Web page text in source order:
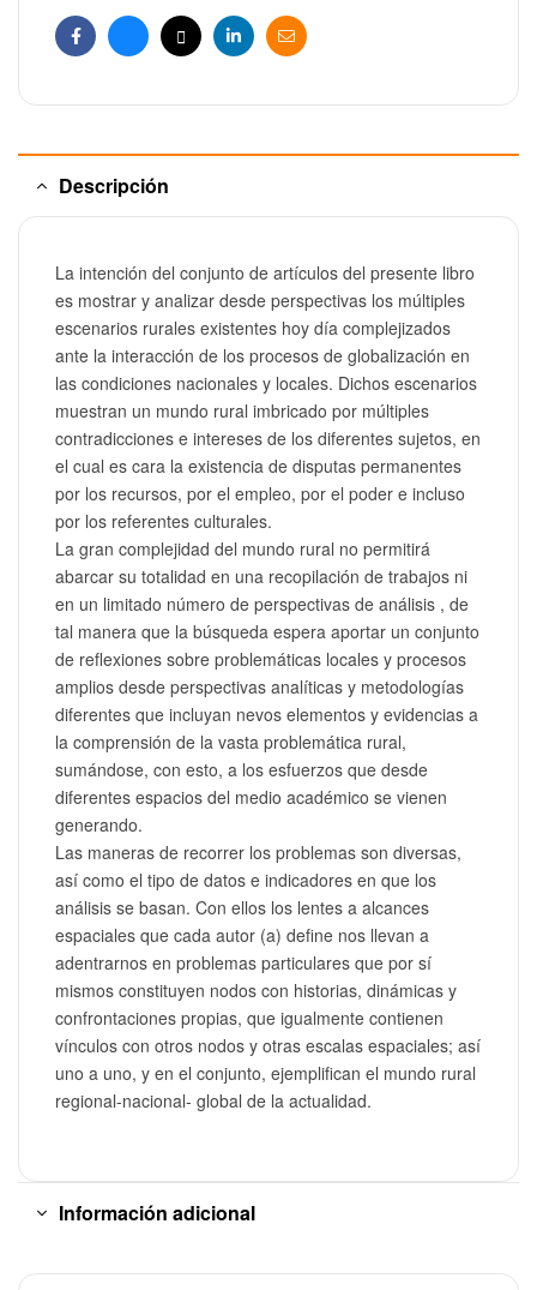
FacebookBlueskyX LinkedinEmail
Descripción
La intención del conjunto de artículos del presente libro
es mostrar y analizar desde perspectivas los múltiples
escenarios rurales existentes hoy día complejizados
ante la interacción de los procesos de globalización en
las condiciones nacionales y locales. Dichos escenarios
muestran un mundo rural imbricado por múltiples
contradicciones e intereses de los diferentes sujetos, en
el cual es cara la existencia de disputas permanentes
por los recursos, por el empleo, por el poder e incluso
por los referentes culturales.
La gran complejidad del mundo rural no permitirá
abarcar su totalidad en una recopilación de trabajos ni
en un limitado número de perspectivas de análisis , de
tal manera que la búsqueda espera aportar un conjunto
de reflexiones sobre problemáticas locales y procesos
amplios desde perspectivas analíticas y metodologías
diferentes que incluyan nevos elementos y evidencias a
la comprensión de la vasta problemática rural,
sumándose, con esto, a los esfuerzos que desde
diferentes espacios del medio académico se vienen
generando.
Las maneras de recorrer los problemas son diversas,
así como el tipo de datos e indicadores en que los
análisis se basan. Con ellos los lentes a alcances
espaciales que cada autor (a) define nos llevan a
adentrarnos en problemas particulares que por sí
mismos constituyen nodos con historias, dinámicas y
confrontaciones propias, que igualmente contienen
vínculos con otros nodos y otras escalas espaciales; así
uno a uno, y en el conjunto, ejemplifican el mundo rural
regional-nacional- global de la actualidad.
Información adicional